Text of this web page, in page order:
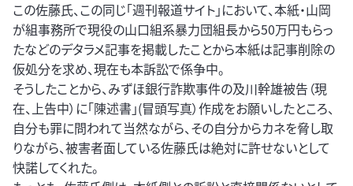
この佐藤氏、この同じ「週刊報道サイト｣において、本紙・山岡
が組事務所で現役の山口組系暴力団組長から50万円もらっ
たなどのデタラメ記事を掲載したことから本紙は記事削除の
仮処分を求め、現在も本訴訟で係争中。
そうしたことから、みずほ銀行詐欺事件の及川幹雄被告（現
在、上告中）に「陳述書」(冒頭写真）作成をお願いしたところ、
自分も罪に問われて当然ながら、その自分からカネを脅し取
りながら、被害者面している佐藤氏は絶対に許せないとして
快諾してくれた。